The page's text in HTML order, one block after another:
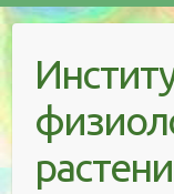
Skip
content